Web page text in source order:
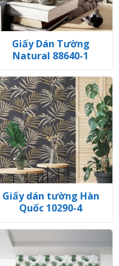
Giấy Dán Tường
Natural 88640-1
Giấy dán tường Hàn
Quốc 10290-4